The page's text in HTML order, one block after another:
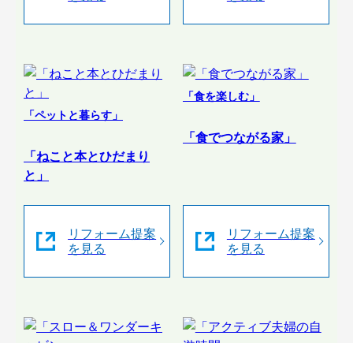
「ペットと暮らす」
「ねこと本とひだまり
と」
リフォーム提案
を見る
「食を楽しむ」
「食でつながる家」
リフォーム提案
を見る